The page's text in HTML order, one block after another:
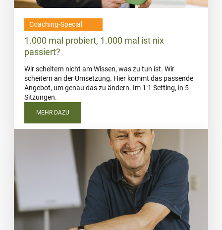
Coaching-Special
1.000 mal probiert, 1.000 mal ist nix
passiert?
Wir scheitern nicht am Wissen, was zu tun ist. Wir
scheitern an der Umsetzung. Hier kommt das passende
Angebot, um genau das zu ändern. Im 1:1 Setting, in 5
Sitzungen.
MEHR DAZU